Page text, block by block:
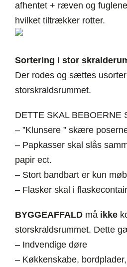
afhentet + ræven og
hvilket tiltrækker rotter.
Sortering i stor
Der rodes og sættes
storskraldsrummet.
DETTE SKAL BEBOERNE
– ”Klunsere ” skære
– Papkasser skal slås
papir ect.
– Stort bandbart er kun
– Flasker skal i
BYGGEAFFALD må ikke
storskraldsrummet. Dette
– Indvendige døre
– Køkkenskabe,